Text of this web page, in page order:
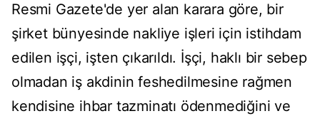
Resmi Gazete'de yer alan karara göre, bir
şirket bünyesinde nakliye işleri için istihdam
edilen işçi, işten çıkarıldı. İşçi, haklı bir sebep
olmadan iş akdinin feshedilmesine rağmen
kendisine ihbar tazminatı ödenmediğini ve